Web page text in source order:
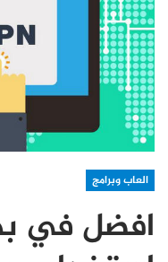
العاب وبرامج
افضل في